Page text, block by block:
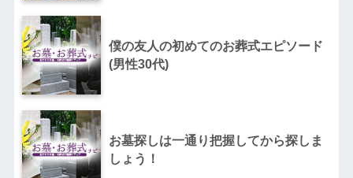
僕の友人の初めてのお葬式エピソード
(男性30代)
お墓探しは一通り把握してから探しま
しょう！